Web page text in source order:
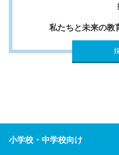
私たちと未来の教
小学校・中学校向け